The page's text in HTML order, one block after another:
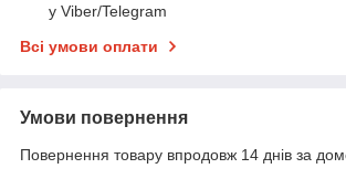
у Viber/Telegram
Всі умови оплати
Умови повернення
Повернення товару впродовж 14 днів за